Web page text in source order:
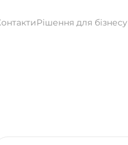
Рішення для бізнесу